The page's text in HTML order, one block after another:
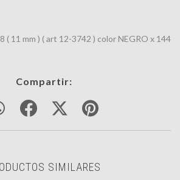
( 11 mm ) ( art 12-3742 ) color NEGRO x 144
Compartir:
SIMILARES